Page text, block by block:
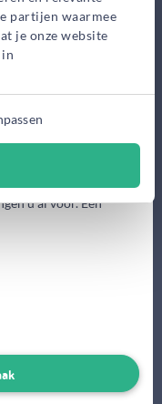
partijen waarmee
je onze website
op kaart
u al voor. Een